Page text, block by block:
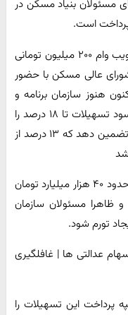
مسئولان بنیاد مسکن در
است.
به گزارش بانک اول حدود شش ماه از تصویب وام ۲۰۰ میلیون تومانی
سود ۵ درصد در شورای عالی مسکن با حضور
هنوز سازمان برنامه و
بودجه ضمانت‌نامه پرداخت مابه التفاوت سود تسهیلات تا ۱۸ درصد را
ارایه نکرده است. در واقع این سازمان باید تضمین دهد که ۱۳ درصد از
شنیده می‌شود رقم مابه‌التفاوت نرخ سود حدود ۴۰ هزار میلیارد تومان
مسئولان سازمان
تورم شود.
سهام عدالتی ها | غافلگیری
پرداخت این تسهیلات را